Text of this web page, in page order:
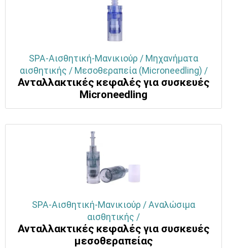
SPA-Αισθητική-Μανικιούρ / Μηχανήματα
αισθητικής / Μεσοθεραπεία (Microneedling) /
Ανταλλακτικές κεφαλές για συσκευές
Μicroneedling
SPA-Αισθητική-Μανικιούρ / Αναλώσιμα
αισθητικής /
Ανταλλακτικές κεφαλές για συσκευές
μεσοθεραπείας